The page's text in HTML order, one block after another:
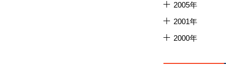
2005年
2001年
2000年